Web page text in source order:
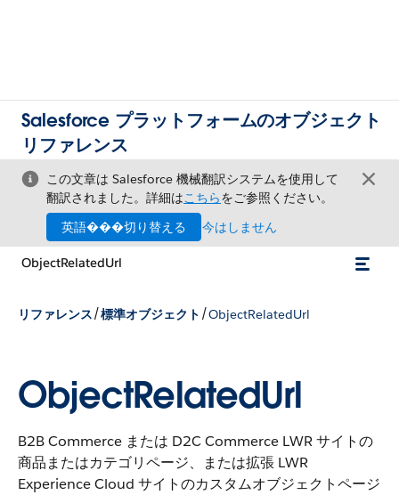
Salesforce プラットフォームのオブジェクト
リファレンス
この文章は Salesforce 機械翻訳システムを使用して
翻訳されました。詳細はこちらをご参照ください。
英語���切り替える
今はしません
ObjectRelatedUrl
リファレンス/標準オブジェクト /ObjectRelatedUrl
ObjectRelatedUrl
B2B Commerce または D2C Commerce LWR サイトの
商品またはカテゴリページ、または拡張 LWR
Experience Cloud サイトのカスタムオブジェクトページ